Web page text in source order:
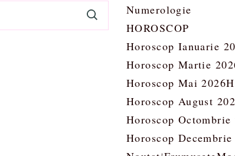
Numerologie
HOROSCOP
Horoscop Ianuarie
Horoscop Martie
Horoscop Mai 2026
Horoscop August
Horoscop Octombrie
Horoscop Decembrie